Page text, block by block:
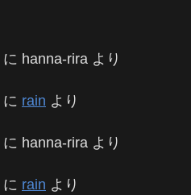
に hanna-rira より
に rain より
に hanna-rira より
に rain より